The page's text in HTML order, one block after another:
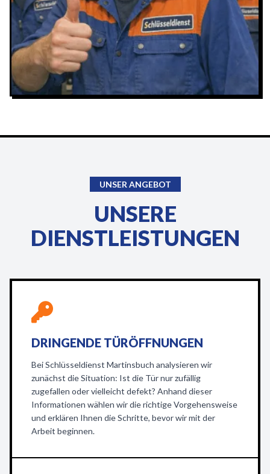
UNSER ANGEBOT
UNSERE
DIENSTLEISTUNGEN
DRINGENDE TÜRÖFFNUNGEN
Bei Schlüsseldienst Martinsbuch analysieren wir
zunächst die Situation: Ist die Tür nur zufällig
zugefallen oder vielleicht defekt? Anhand dieser
Informationen wählen wir die richtige Vorgehensweise
und erklären Ihnen die Schritte, bevor wir mit der
Arbeit beginnen.